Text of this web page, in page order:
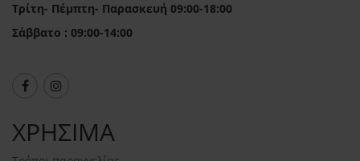
Τρίτη- Πέμπτη- Παρασκευή 09:00-18:00
Σάββατο : 09:00-14:00
ΧΡΗΣΙΜΑ